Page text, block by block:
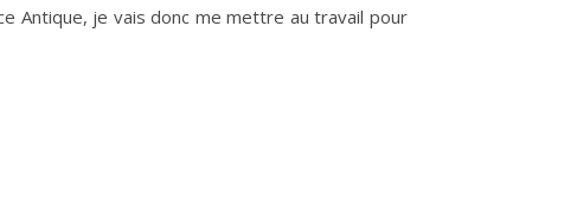
Antique, je vais donc me mettre au travail pour